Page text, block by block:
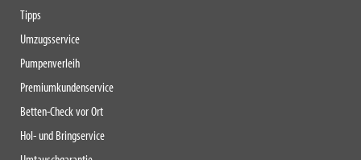
Tipps
Umzugsservice
Pumpenverleih
Premiumkundenservice
Betten-Check vor Ort
Hol- und Bringservice